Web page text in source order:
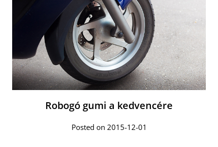
Robogó gumi a kedvencére
Posted on 2015-12-01